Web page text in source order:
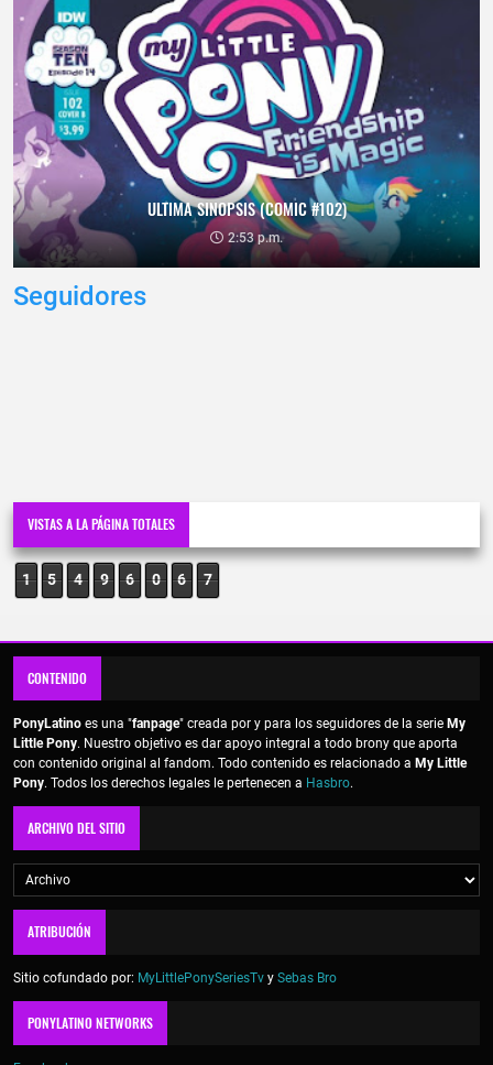
ULTIMA SINOPSIS (COMIC #102)
2:53 p.m.
Seguidores
VISTAS A LA PÁGINA TOTALES
1 5 4 9 6 0 6 7
CONTENIDO
PonyLatino es una "fanpage" creada por y para los seguidores de la serie My
Little Pony. Nuestro objetivo es dar apoyo integral a todo brony que aporta
con contenido original al fandom. Todo contenido es relacionado a My Little
Pony. Todos los derechos legales le pertenecen a Hasbro.
ARCHIVO DEL SITIO
ATRIBUCIÓN
Sitio cofundado por: MyLittlePonySeriesTv y Sebas Bro
PONYLATINO NETWORKS